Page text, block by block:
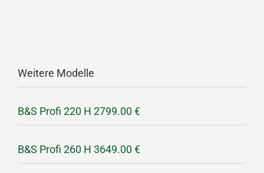
Weitere Modelle
B&S Profi 220 H 2799.00 €
B&S Profi 260 H 3649.00 €